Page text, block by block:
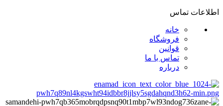
اطلاعات تماس
خانه
فروشگاه
قوانین
تماس با ما
درباره